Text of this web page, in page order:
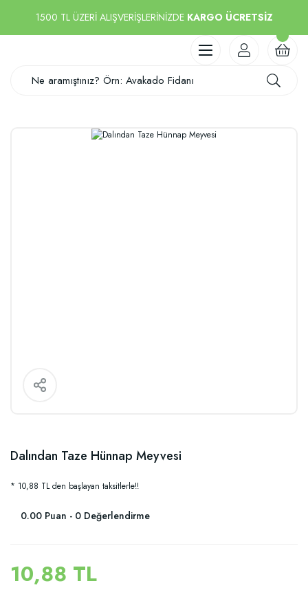
1500 TL ÜZERİ ALIŞVERİŞLERİNİZDE KARGO ÜCRETSİZ
Dalından Taze Hünnap Meyvesi
* 10,88 TL den başlayan taksitlerle!!
0.00 Puan - 0 Değerlendirme
10,88 TL